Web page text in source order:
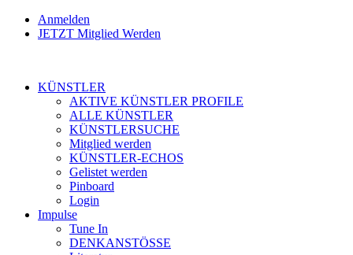
Anmelden
JETZT Mitglied Werden
KÜNSTLER
AKTIVE KÜNSTLER PROFILE
ALLE KÜNSTLER
KÜNSTLERSUCHE
Mitglied werden
KÜNSTLER-ECHOS
Gelistet werden
Pinboard
Login
Impulse
Tune In
DENKANSTÖSSE